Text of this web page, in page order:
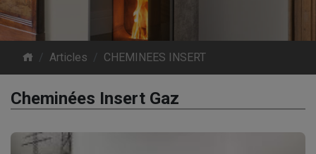
Articles CHEMINEES INSERT
Cheminées Insert Gaz